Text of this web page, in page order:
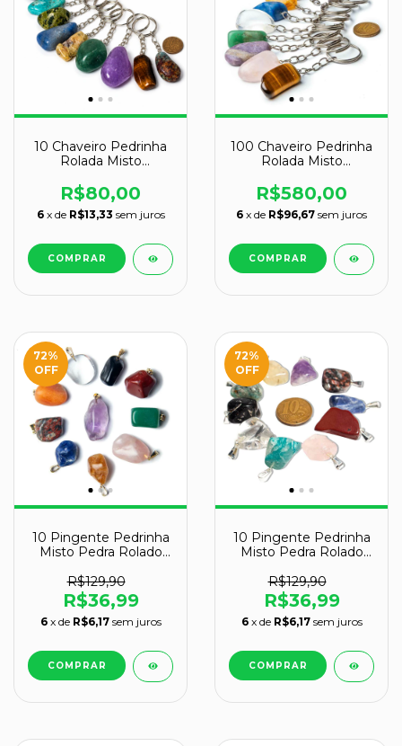
10 Chaveiro Pedrinha
Rolada Misto
ATACADO
R$80,00
6 x de R$13,33 sem juros
100 Chaveiro Pedrinha
Rolada Misto
ATACADO 120994
R$580,00
6 x de R$96,67 sem juros
72%
OFF
10 Pingente Pedrinha
Misto Pedra Rolado
R$129,90
R$36,99
6 x de R$6,17 sem juros
72%
OFF
10 Pingente Pedrinha
Misto Pedra Rolado
R$129,90
R$36,99
6 x de R$6,17 sem juros